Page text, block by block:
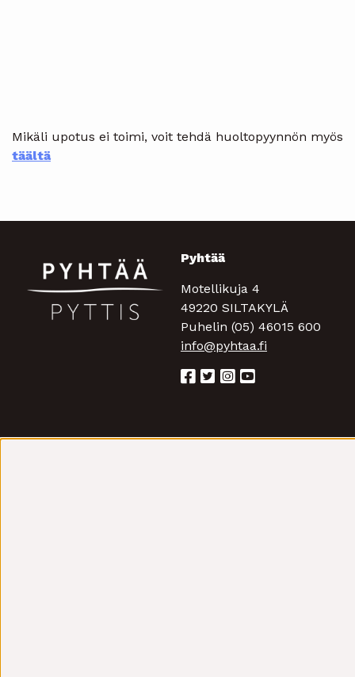
Mikäli upotus ei toimi, voit tehdä huoltopyynnön myös
täältä
Pyhtää
Motellikuja 4
49220 SILTAKYLÄ
Puhelin (05) 46015 600
info@pyhtaa.fi